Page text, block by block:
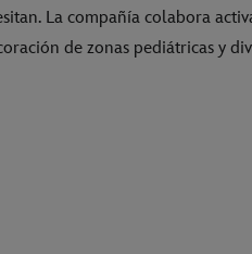
La compañía colabora
de zonas pediátricas y